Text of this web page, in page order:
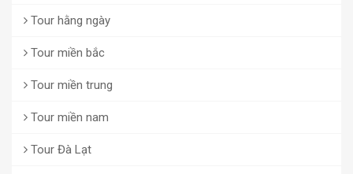
Tour hằng ngày
Tour miền bắc
Tour miền trung
Tour miền nam
Tour Đà Lạt